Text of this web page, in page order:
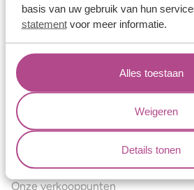
basis van uw gebruik van hun
statementvoor meer informatie.
Alles toestaan
Weigeren
Details tonen
Certificaten
Blogs
Jouw voordelen
Conflictvrije Materialen
Oneindig veel mogelijkheden
Kwaliteit
Juweliers & Contact
Onze verkooppunten